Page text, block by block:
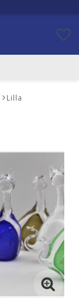
Lilla